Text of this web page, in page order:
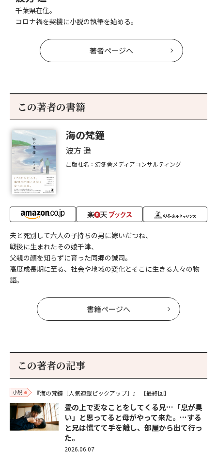
千葉県在住。
コロナ禍を契機に小説の執筆を始める。
著者ページへ
この著者の書籍
海の梵鐘
波方 遥
出版社名：幻冬舎メディアコンサルティング
夫と死別して六人の子持ちの男に嫁いだつね、
戦後に生まれたその娘千津、
父親の顔を知らずに育った同郷の誠司。
高度成長期に至る、社会や地域の変化とそこに生きる人々の物
語。
書籍ページへ
この著者の記事
小説 『海の梵鐘［人気連載ピックアップ］』 【最終回】
畳の上で変なことをしてくる兄…「息が臭
い」と思ってると母がやって来た。…する
と兄は慌てて手を離し、部屋から出て行っ
た。
2026.06.07